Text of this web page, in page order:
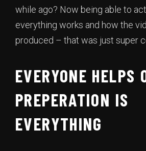
while ago? Now being able to
everything works and how the
produced – that was just super
EVERYONE HELPS
PREPERATION IS
EVERYTHING